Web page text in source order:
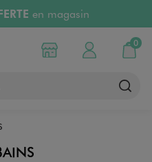
en magasin
jours
Choisir mon magasin
Mon compte
0
Mon